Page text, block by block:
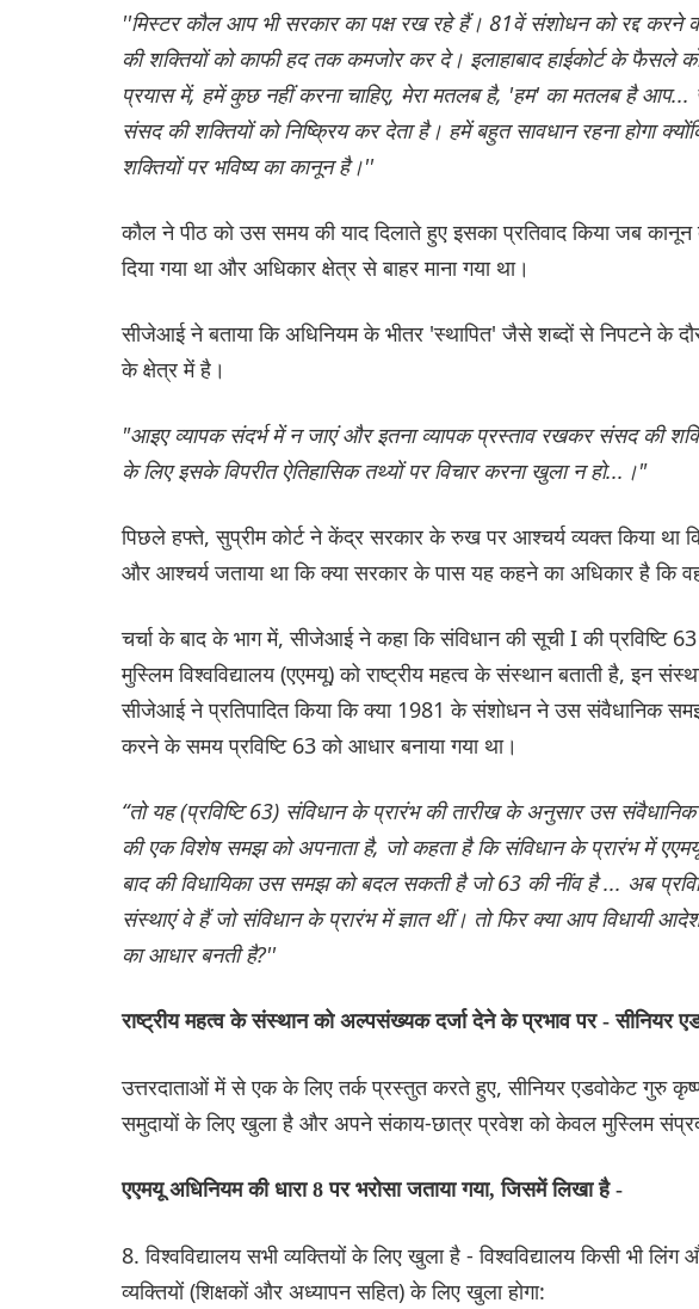
''मिस्टर कौल आप भी सरकार का पक्ष रख रहे हैं। 81वें संशोधन को रद्द
की शक्तियों को काफी हद तक कमजोर कर दे। इलाहाबाद हाईकोर्ट के
प्रयास में, हमें कुछ नहीं करना चाहिए, मेरा मतलब है, 'हम' का मतलब है आप...
संसद की शक्तियों को निष्क्रिय कर देता है। हमें बहुत सावधान रहना होगा
शक्तियों पर भविष्य का कानून है।''
कौल ने पीठ को उस समय की याद दिलाते हुए इसका प्रतिवाद किया जब कानून
दिया गया था और अधिकार क्षेत्र से बाहर माना गया था।
सीजेआई ने बताया कि अधिनियम के भीतर 'स्थापित' जैसे शब्दों से निपटने के
के क्षेत्र में है।
"आइए व्यापक संदर्भ में न जाएं और इतना व्यापक प्रस्ताव रखकर संसद की
के लिए इसके विपरीत ऐतिहासिक तथ्यों पर विचार करना खुला न हो...।"
पिछले हफ्ते, सुप्रीम कोर्ट ने केंद्र सरकार के रुख पर आश्चर्य व्यक्त किया था
और आश्चर्य जताया था कि क्या सरकार के पास यह कहने का अधिकार है कि वह
चर्चा के बाद के भाग में, सीजेआई ने कहा कि संविधान की सूची I की प्रविष्टि
मुस्लिम विश्वविद्यालय (एएमयू) को राष्ट्रीय महत्व के संस्थान बताती है, इन
सीजेआई ने प्रतिपादित किया कि क्या 1981 के संशोधन ने उस संवैधानिक
करने के समय प्रविष्टि 63 को आधार बनाया गया था।
“तो यह (प्रविष्टि 63) संविधान के प्रारंभ की तारीख के अनुसार उस
की एक विशेष समझ को अपनाता है, जो कहता है कि संविधान के प्रारंभ में
बाद की विधायिका उस समझ को बदल सकती है जो 63 की नींव है ... अब
संस्थाएं वे हैं जो संविधान के प्रारंभ में ज्ञात थीं। तो फिर क्या आप विधायी
का आधार बनती है?''
राष्ट्रीय महत्व के संस्थान को अल्पसंख्यक दर्जा देने के प्रभाव पर - सीनियर
उत्तरदाताओं में से एक के लिए तर्क प्रस्तुत करते हुए, सीनियर एडवोकेट गुरु
समुदायों के लिए खुला है और अपने संकाय-छात्र प्रवेश को केवल मुस्लिम
एएमयू अधिनियम की धारा 8 पर भरोसा जताया गया, जिसमें लिखा है -
8. विश्वविद्यालय सभी व्यक्तियों के लिए खुला है - विश्वविद्यालय किसी भी
व्यक्तियों (शिक्षकों और अध्यापन सहित) के लिए खुला होगा: